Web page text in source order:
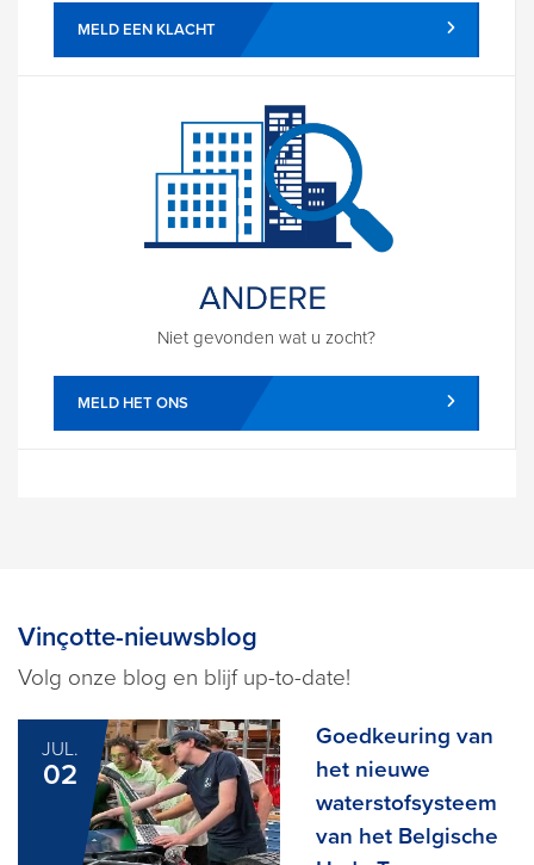
MELD EEN KLACHT
Niet gevonden wat u zocht?
MELD HET ONS
Vinçotte-nieuwsblog
Volg onze blog en blijf up-to-date!
JUL.
02
Goedkeuring van
het nieuwe
waterstofsysteem
van het Belgische